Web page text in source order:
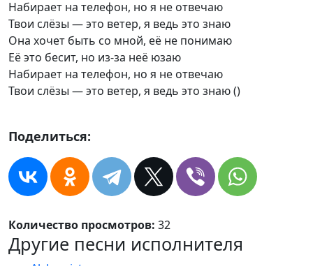
Набирает на телефон, но я не отвечаю
Твои слёзы — это ветер, я ведь это знаю
Она хочет быть со мной, её не понимаю
Её это бесит, но из-за неё юзаю
Набирает на телефон, но я не отвечаю
Твои слёзы — это ветер, я ведь это знаю ()
Поделиться:
Количество просмотров: 32
Другие песни исполнителя